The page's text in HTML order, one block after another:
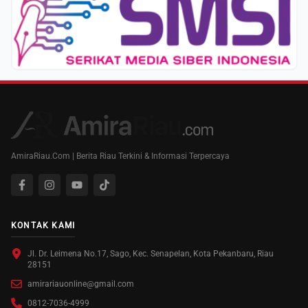
AmiraRiau.Com | Berita Riau Terkini & Informasi Terpercaya
KONTAK KAMI
Jl. Dr. Leimena No.17, Sago, Kec. Senapelan, Kota Pekanbaru, Riau
28151
amirariauonline@gmail.com
0812-7036-4999